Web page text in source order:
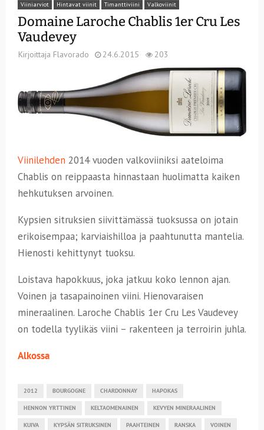
Viiniarviot Hintavat viinit Timanttiviini Valkoviinit
Domaine Laroche Chablis 1er Cru Les
Vaudevey
Kirjoittaja Flavorado 24.6.2015 203
Viinilehden 2014 vuoden valkoviiniksi aateloima
Chablis on reippaasta hinnastaan huolimatta kaiken
hehkutuksen arvoinen.
Kypsien sitruksien siivittämässä tuoksussa on jotain
erikoisempaa; karviaishilloa ja paahtunutta mantelia.
Hienosti kehittynyt tuoksu.
Loistava hapokkuus, joka jatkuu koko lennon ajan.
Voinen ja tasapainoinen viini. Hienovaraisen
mineraalinen. Laroche Chablis 1er Cru Les Vaudevey
on todella tyylikäs viini – rakenteen ja terroirin juhla.
Alkossa
2012 BOURGOGNE CHARDONNAY HAPOKAS
HENNON YRTTINEN KELTAOMENAINEN KEVYEN MINERAALINEN
KUIVA KYPSÄN SITRUKSINEN PAAHTEINEN RANSKA VOINEN